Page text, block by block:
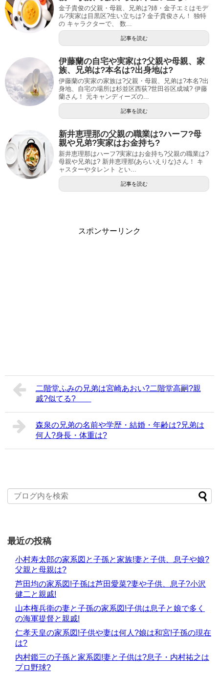
金子貴俊の父親・母親、兄弟は?姉・金子エミはモデ
ル?実家は目黒区?生い立ちは? 金子貴俊さん！ 独特
の キャラクターで、 数...
記事を読む
伊藤蘭の自宅や実家は?父親や母親、家
族、兄弟は?本名は?出身地は?
伊藤蘭の実家の家族は?父親・母親、兄弟は?本名?出
身地、自宅の場所は杉並区西荻?世田谷区成城? 伊藤
蘭さん！ 元キャンディーズの...
記事を読む
新井恵理那の父親の職業は?ハーフ?母
親や兄弟?実家はお金持ち?
新井恵理那はハーフ?実家はお金持ち?父親の職業は?
母親や兄弟は? 新井恵理那(あらいえりな)さん！ キ
ャスターやタレント とい...
記事を読む
スポンサーリンク
二階堂ふみの兄弟は宮崎あおい?二階堂高嗣?親
戚?似てる?
森泉の兄弟の名前や学歴・結婚・年齢は?兄弟は
何人?身長・体重は?
最近の投稿
小村寿太郎の家系図と子孫と家族!妻と子供、息子や娘?
父親と母親は?
芦田均の家系図!子孫は芦田愛菜?妻や子供、息子?小沢
健二と親戚!
山本権兵衛の妻と子孫の家系図!子供は息子と娘で多く
の海軍提督と親戚!
仁孝天皇の家系図!子供や妻は何人?娘は和宮!子孫の現在
は?
内村鑑三の子孫と家系図!妻と子供は?息子・内村祐之は
プロ野球?